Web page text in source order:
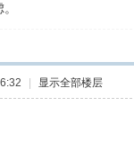
显示全部楼层